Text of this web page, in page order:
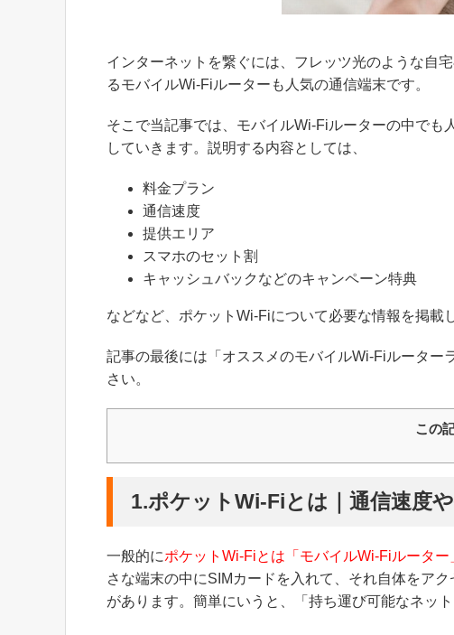
インターネットを繋ぐには、フレッツ光のような自
るモバイルWi-Fiルーターも人気の通信端末です。
そこで当記事では、モバイルWi-Fiルーターの中で
していきます。説明する内容としては、
料金プラン
通信速度
提供エリア
スマホのセット割
キャッシュバックなどのキャンペーン特典
などなど、ポケットWi-Fiについて必要な情報を掲載
記事の最後には「オススメのモバイルWi-Fiルータ
さい。
この
1.ポケットWi-Fiとは｜通信速度
一般的にポケットWi-Fiとは「モバイルWi-Fiルーター
さな端末の中にSIMカードを入れて、それ自体をア
があります。簡単にいうと、「持ち運び可能なネッ